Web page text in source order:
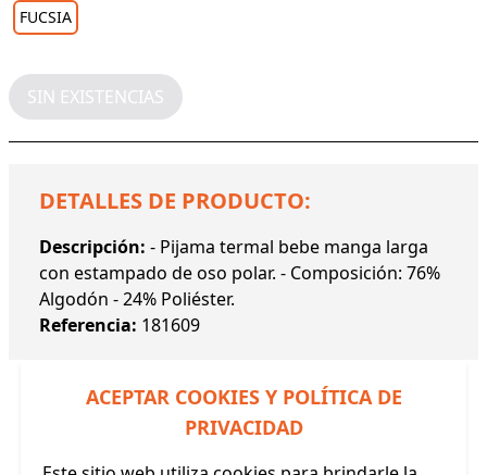
FUCSIA
SIN EXISTENCIAS
DETALLES DE PRODUCTO:
Descripción: - Pijama termal bebe manga larga
con estampado de oso polar. - Composición: 76%
Algodón - 24% Poliéster.
Referencia: 181609
ACEPTAR COOKIES Y POLÍTICA DE
PRIVACIDAD